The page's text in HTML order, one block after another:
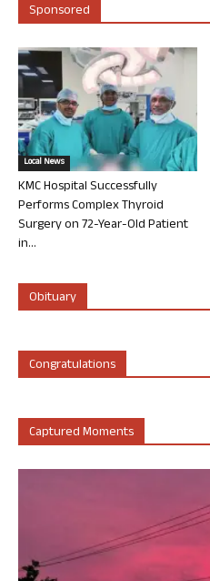
Sponsored
Local News
KMC Hospital Successfully
Performs Complex Thyroid
Surgery on 72-Year-Old Patient
in...
Obituary
Congratulations
Captured Moments